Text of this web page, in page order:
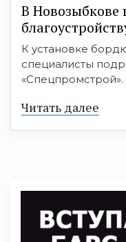
В Новозыбкове
К установке
специалисты
«Спецпромстрой».
Читать далее